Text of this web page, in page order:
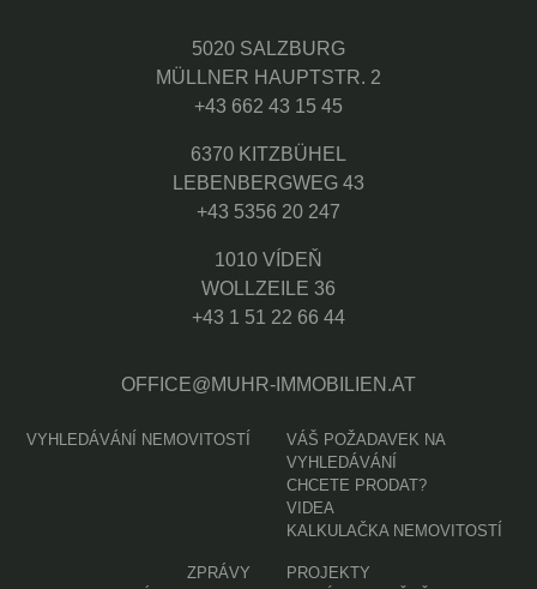
5020 SALZBURG
MÜLLNER HAUPTSTR. 2
+43 662 43 15 45
6370 KITZBÜHEL
LEBENBERGWEG 43
+43 5356 20 247
1010 VÍDEŇ
WOLLZEILE 36
+43 1 51 22 66 44
OFFICE@MUHR-IMMOBILIEN.AT
VYHLEDÁVÁNÍ NEMOVITOSTÍ
VÁŠ POŽADAVEK NA
VYHLEDÁVÁNÍ
CHCETE PRODAT?
VIDEA
KALKULAČKA NEMOVITOSTÍ
ZPRÁVY
PROJEKTY